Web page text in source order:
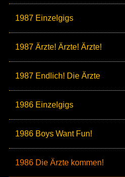
1987 Einzelgigs
1987 Ärzte! Ärzte! Ärzte!
1987 Endlich! Die Ärzte
1986 Einzelgigs
1986 Boys Want Fun!
1986 Die Ärzte kommen!